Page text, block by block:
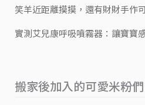
笑羊近距離摸摸，還有財財手作
實測艾兒康呼吸噴霧器：讓寶寶
搬家後加入的可愛米粉們